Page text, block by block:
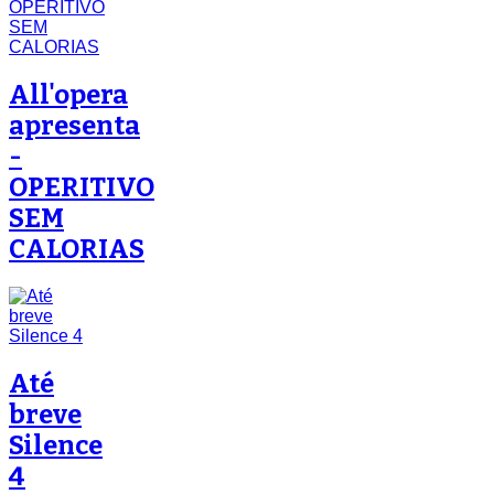
All'opera
apresenta
-
OPERITIVO
SEM
CALORIAS
Até
breve
Silence
4